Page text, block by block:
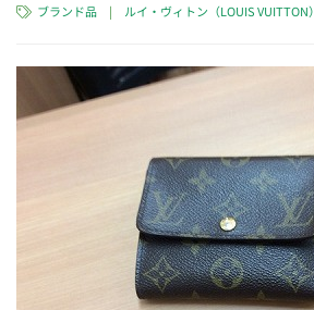
ブランド品 | ルイ・ヴィトン（LOUIS VUITTON）